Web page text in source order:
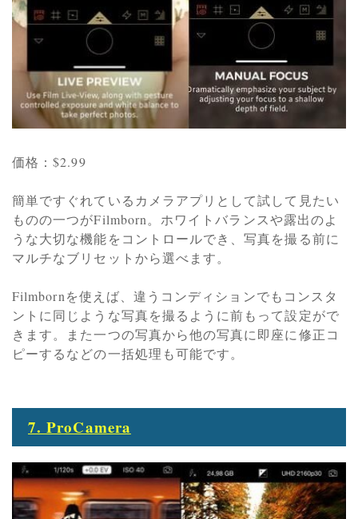
価格：$2.99
簡単ですぐれているカメラアプリとして試して見たい
ものの一つがFilmborn。ホワイトバランスや露出のよ
うな大切な機能をコントロールでき、写真を撮る前に
マルチなブリセットから選べます。
Filmbornを使えば、違うコンディションでもコンスタ
ントに同じような写真を撮るように前もって設定がで
きます。また一つの写真から他の写真に即座に修正コ
ピーするなどの一括処理も可能です。
7. ProCamera